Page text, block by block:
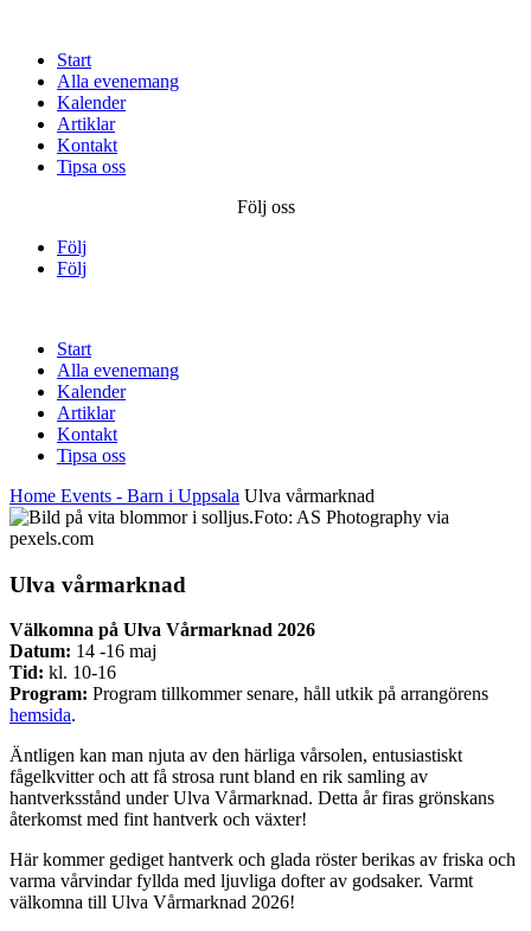
Start
Alla evenemang
Kalender
Artiklar
Kontakt
Tipsa oss
Följ oss
Följ
Följ
Start
Alla evenemang
Kalender
Artiklar
Kontakt
Tipsa oss
Home Events - Barn i Uppsala Ulva vårmarknad
Foto: AS Photography via
pexels.com
Ulva vårmarknad
Välkomna på Ulva Vårmarknad 2026
Datum: 14 -16 maj
Tid: kl. 10-16
Program: Program tillkommer senare, håll utkik på arrangörens
hemsida.
Äntligen kan man njuta av den härliga vårsolen, entusiastiskt
fågelkvitter och att få strosa runt bland en rik samling av
hantverksstånd under Ulva Vårmarknad. Detta år firas grönskans
återkomst med fint hantverk och växter!
Här kommer gediget hantverk och glada röster berikas av friska och
varma vårvindar fyllda med ljuvliga dofter av godsaker. Varmt
välkomna till Ulva Vårmarknad 2026!